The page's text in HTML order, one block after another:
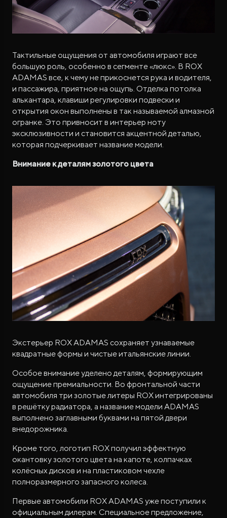
Тактильные ощущения от автомобиля играют все
большую роль, особенно в сегменте «люкс». В ROX
ADAMAS все, к чему не прикоснется рука и водителя,
и пассажира, приятное на ощупь. Отделка потолка
алькантара, клавиши регулировки подвески и
открытия окон выполнены в так называемой алмазной
огранке. Это привносит в интерьер ноту
эксклюзивности и становится акцентной деталью,
которая подчеркивает название модели.
Внимание к деталям золотого цвета
Экстерьер ROX ADAMAS сохраняет узнаваемые
квадратные формы и чистые итальянские линии.
Особое внимание уделено деталям, формирующим
ощущение премиальности. Во фронтальной части
автомобиля три золотые литеры ROX интегрированы
в решётку радиатора, а название модели ADAMAS
выполнено заглавными буквами на пятой двери
внедорожника.
Кроме того, логотип ROX получил эффектную
окантовку золотого цвета на капоте, колпачках
колёсных дисков и на пластиковом чехле
полноразмерного запасного колеса.
Первые автомобили ROX ADAMAS уже поступили к
официальным дилерам. Специальное предложение,